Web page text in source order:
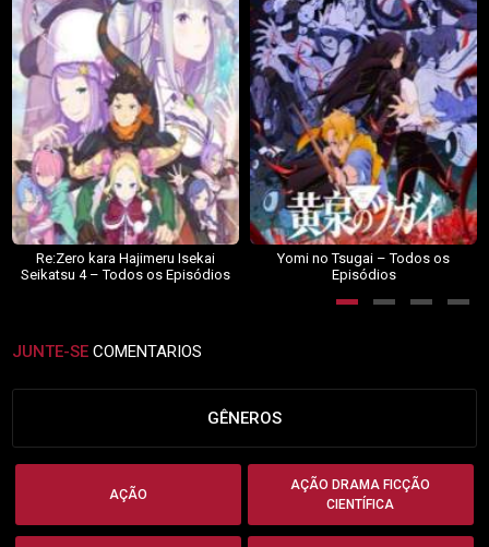
Re:Zero kara Hajimeru Isekai
Seikatsu 4 – Todos os Episódios
Yomi no Tsugai – Todos os
Episódios
JUNTE-SE COMENTARIOS
GÊNEROS
AÇÃO
AÇÃO DRAMA FICÇÃO
CIENTÍFICA